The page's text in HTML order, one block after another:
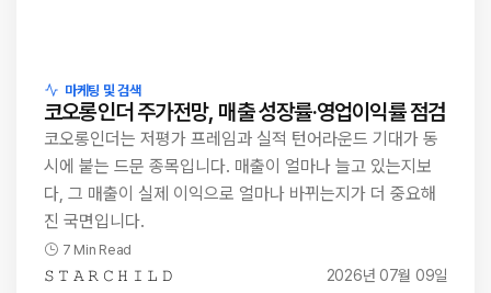
마케팅 및 검색
코오롱인더 주가전망, 매출 성장률·영업이익률 점검
코오롱인더는 저평가 프레임과 실적 턴어라운드 기대가 동
시에 붙는 드문 종목입니다. 매출이 얼마나 늘고 있는지보
다, 그 매출이 실제 이익으로 얼마나 바뀌는지가 더 중요해
진 국면입니다.
7 Min Read
𝚂 𝚃 𝙰 𝚁 𝙲 𝙷 𝙸 𝙻 𝙳 2026년 07월 09일